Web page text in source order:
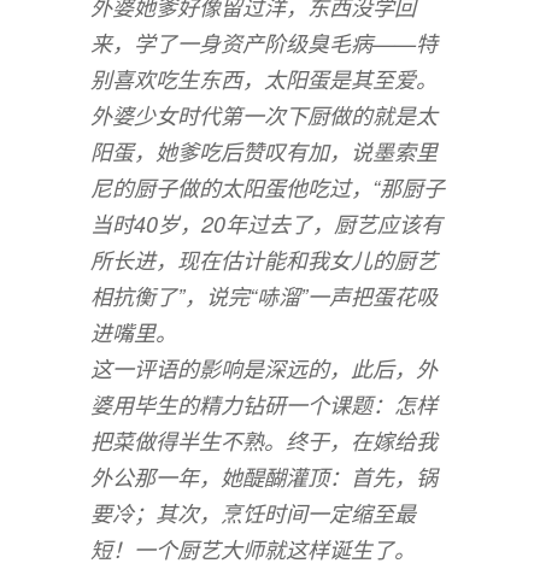
外婆她爹好像留过洋，东西没学回
来，学了一身资产阶级臭毛病——特
别喜欢吃生东西，太阳蛋是其至爱。
外婆少女时代第一次下厨做的就是太
阳蛋，她爹吃后赞叹有加，说墨索里
尼的厨子做的太阳蛋他吃过，“那厨子
当时40岁，20年过去了，厨艺应该有
所长进，现在估计能和我女儿的厨艺
相抗衡了”，说完“哧溜”一声把蛋花吸
进嘴里。
这一评语的影响是深远的，此后，外
婆用毕生的精力钻研一个课题：怎样
把菜做得半生不熟。终于，在嫁给我
外公那一年，她醍醐灌顶：首先，锅
要冷；其次，烹饪时间一定缩至最
短！一个厨艺大师就这样诞生了。